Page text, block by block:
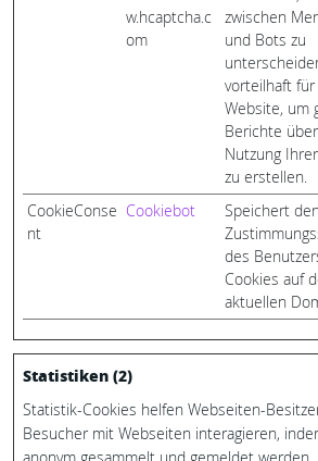
w.hcaptcha.c
om
zwischen
und Bots zu
vorteilhaft für
Website, um
Berichte
Nutzung
zu erstellen.
CookieConse
nt
Cookiebot
Speichert den
des
Cookies auf
aktuellen
Statistiken (2)
Statistik-Cookies helfen Webseiten-
Besucher mit Webseiten interagieren,